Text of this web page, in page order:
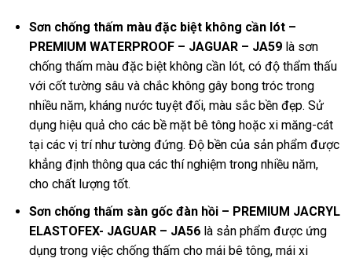
Sơn chống thấm màu đặc biệt không cần lót –
PREMIUM WATERPROOF – JAGUAR – JA59 là sơn
chống thấm màu đặc biệt không cần lót, có độ thẩm thấu
với cốt tường sâu và chắc không gây bong tróc trong
nhiều năm, kháng nước tuyệt đối, màu sắc bền đẹp. Sử
dụng hiệu quả cho các bề mặt bê tông hoặc xi măng-cát
tại các vị trí như tường đứng. Độ bền của sản phẩm được
khẳng định thông qua các thí nghiệm trong nhiều năm,
cho chất lượng tốt.
Sơn chống thấm sàn gốc đàn hồi – PREMIUM JACRYL
ELASTOFEX- JAGUAR – JA56 là sản phẩm được ứng
dụng trong việc chống thấm cho mái bê tông, mái xi